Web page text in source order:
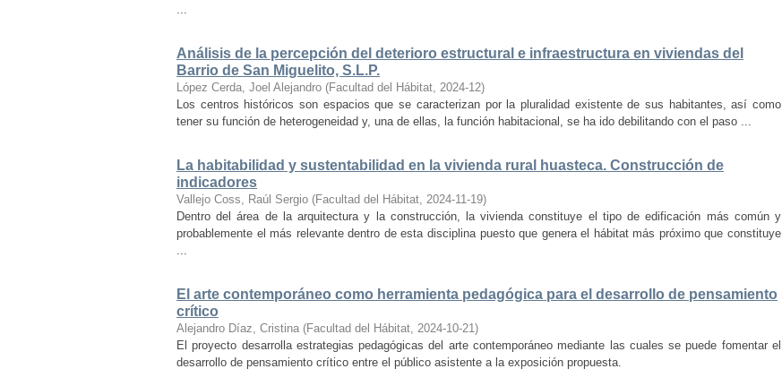
...
Análisis de la percepción del deterioro estructural e infraestructura en viviendas del
Barrio de San Miguelito, S.L.P.
López Cerda, Joel Alejandro (Facultad del Hábitat, 2024-12)
Los centros históricos son espacios que se caracterizan por la pluralidad existente de sus habitantes, así como
tener su función de heterogeneidad y, una de ellas, la función habitacional, se ha ido debilitando con el paso ...
La habitabilidad y sustentabilidad en la vivienda rural huasteca. Construcción de
indicadores
Vallejo Coss, Raúl Sergio (Facultad del Hábitat, 2024-11-19)
Dentro del área de la arquitectura y la construcción, la vivienda constituye el tipo de edificación más común y
probablemente el más relevante dentro de esta disciplina puesto que genera el hábitat más próximo que constituye
...
El arte contemporáneo como herramienta pedagógica para el desarrollo de pensamiento
crítico
Alejandro Díaz, Cristina (Facultad del Hábitat, 2024-10-21)
El proyecto desarrolla estrategias pedagógicas del arte contemporáneo mediante las cuales se puede fomentar el
desarrollo de pensamiento crítico entre el público asistente a la exposición propuesta.